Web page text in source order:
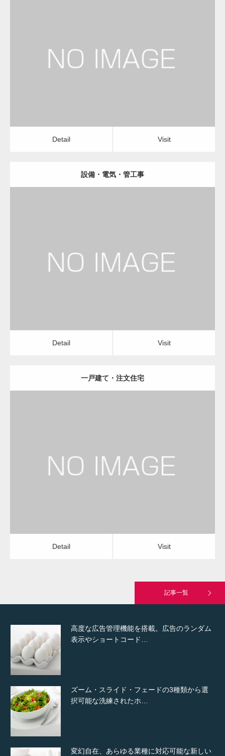
Detail Visit
Detail Visit
設備・電気・管工事
Detail Visit
Detail Visit
一戸建て・注文住宅
Detail Visit
Detail Visit
記事一覧
カスタム投稿タイプ実…
一般社団法人高齢者支援協会が生活支援.com
高度な広告管理機能を搭載。広告のランダム
表示やショートコード…
ズーム・スライド・フェードの3種類から選
択可能な洗練されたホ…
変幻自在、あらゆる業種に対応可能な新しい